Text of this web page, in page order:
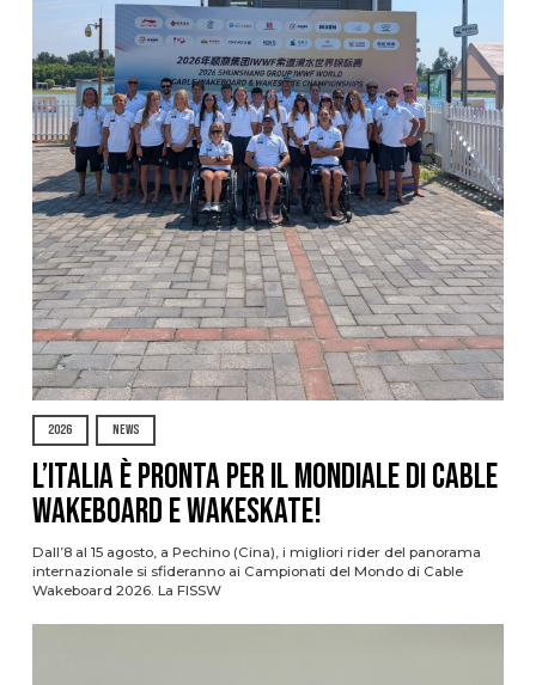
2026 NEWS
L’Italia è pronta per il Mondiale di Cable
Wakeboard e Wakeskate!
Dall’8 al 15 agosto, a Pechino (Cina), i migliori rider del panorama
internazionale si sfideranno ai Campionati del Mondo di Cable
Wakeboard 2026. La FISSW